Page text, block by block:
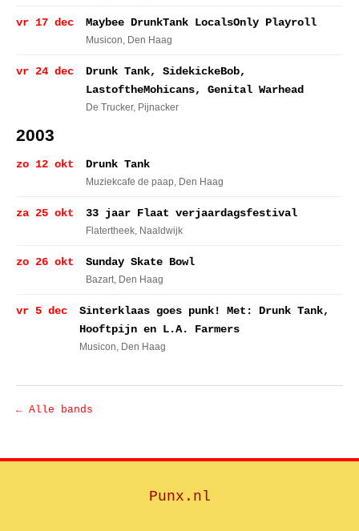
vr 17 dec Maybee DrunkTank LocalsOnly Playroll
Musicon, Den Haag
vr 24 dec
Drunk Tank, SidekickeBob,
LastoftheMohicans, Genital Warhead
De Trucker, Pijnacker
2003
zo 12 okt Drunk Tank
Muziekcafe de paap, Den Haag
za 25 okt 33 jaar Flaat verjaardagsfestival
Flatertheek, Naaldwijk
zo 26 okt Sunday Skate Bowl
Bazart, Den Haag
vr 5 dec
Sinterklaas goes punk! Met: Drunk Tank,
Hooftpijn en L.A. Farmers
Musicon, Den Haag
← Alle bands
Punx.nl